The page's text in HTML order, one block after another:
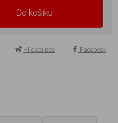
Do košíku
Hlídací pes Facebook